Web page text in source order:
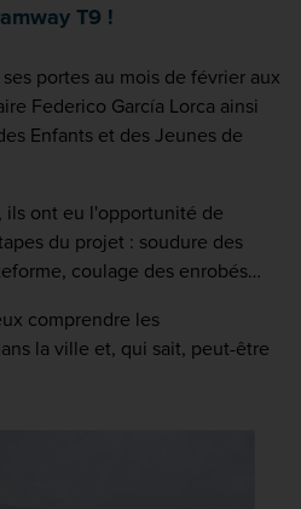
T9 !
portes au mois de février aux
Federico García Lorca ainsi
Enfants et des Jeunes de
ils ont eu l'opportunité de
du projet : soudure des
coulage des enrobés…
comprendre les
la ville et, qui sait, peut-être